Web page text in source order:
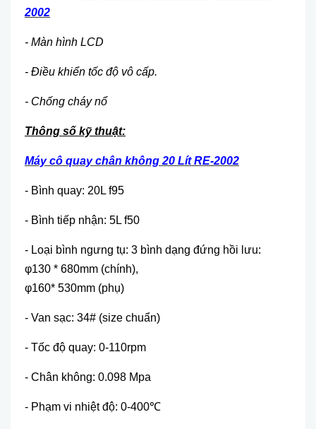
2002
- Màn hình LCD
- Điều khiển tốc độ vô cấp.
- Chống cháy nổ
Thông số kỹ thuật:
Máy cô quay chân không 20 Lít RE-2002
- Bình quay: 20L f95
- Bình tiếp nhận: 5L f50
- Loại bình ngưng tụ: 3 bình dạng đứng hồi lưu:
φ130 * 680mm (chính),
φ160* 530mm (phụ)
- Van sạc: 34# (size chuẩn)
- Tốc độ quay: 0-110rpm
- Chân không: 0.098 Mpa
- Phạm vi nhiệt độ: 0-400℃